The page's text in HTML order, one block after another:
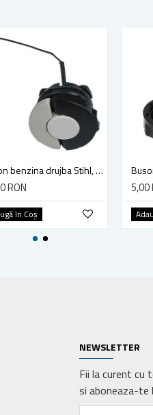
Kit piston compatibil drujba Stihl MS 270, FR 480 Golf Ø 44mm
RON
în Coş
Buson benzina drujba Stihl, model cu clapeta
RON
în Coş
5,00
NEWSLETTER
Fii la curent
si aboneaza-